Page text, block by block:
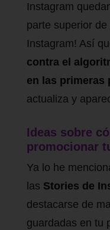
Instagram
parte superior
Instagram! Así
contra el
en las primeras
actualiza y
Ideas sobre
promocionar
Ya lo he
las Stories de
destacarse de
guardadas en tu